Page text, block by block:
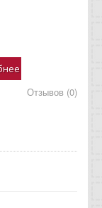
Отзывов (0)